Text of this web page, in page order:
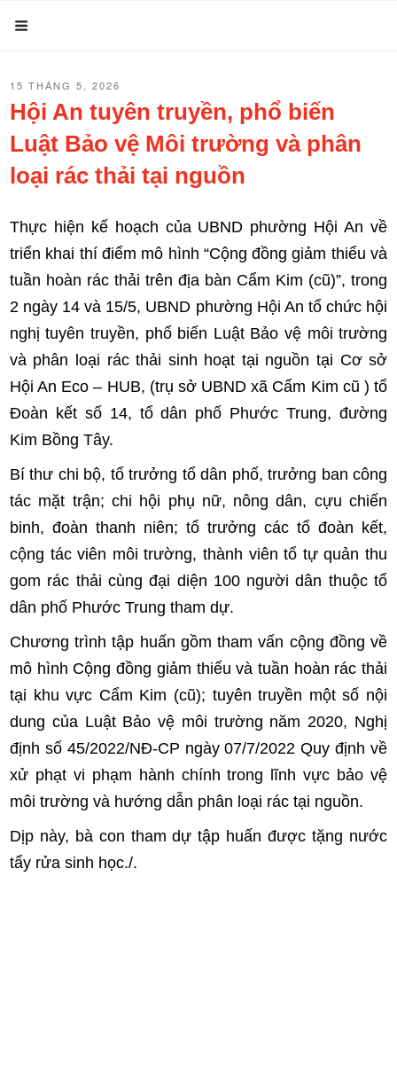
đến
nội
dung
ĐĂNG
TRONG
15 THÁNG 5, 2026
Hội An tuyên truyền, phổ biến
Luật Bảo vệ Môi trường và phân
loại rác thải tại nguồn
Thực hiện kế hoạch của UBND phường Hội An về
triển khai thí điểm mô hình “Cộng đồng giảm thiểu và
tuần hoàn rác thải trên địa bàn Cẩm Kim (cũ)”, trong
2 ngày 14 và 15/5, UBND phường Hội An tổ chức hội
nghị tuyên truyền, phổ biến Luật Bảo vệ môi trường
và phân loại rác thải sinh hoạt tại nguồn tại Cơ sở
Hội An Eco – HUB, (trụ sở UBND xã Cẩm Kim cũ ) tổ
Đoàn kết số 14, tổ dân phố Phước Trung, đường
Kim Bồng Tây.
Bí thư chi bộ, tổ trưởng tổ dân phố, trưởng ban công
tác mặt trận; chi hội phụ nữ, nông dân, cựu chiến
binh, đoàn thanh niên; tổ trưởng các tổ đoàn kết,
cộng tác viên môi trường, thành viên tổ tự quản thu
gom rác thải cùng đại diện 100 người dân thuộc tổ
dân phố Phước Trung tham dự.
Chương trình tập huấn gồm tham vấn cộng đồng về
mô hình Cộng đồng giảm thiểu và tuần hoàn rác thải
tại khu vực Cẩm Kim (cũ); tuyên truyền một số nội
dung của Luật Bảo vệ môi trường năm 2020, Nghị
định số 45/2022/NĐ-CP ngày 07/7/2022 Quy định về
xử phạt vi phạm hành chính trong lĩnh vực bảo vệ
môi trường và hướng dẫn phân loại rác tại nguồn.
Dịp này, bà con tham dự tập huấn được tặng nước
tẩy rửa sinh học./.